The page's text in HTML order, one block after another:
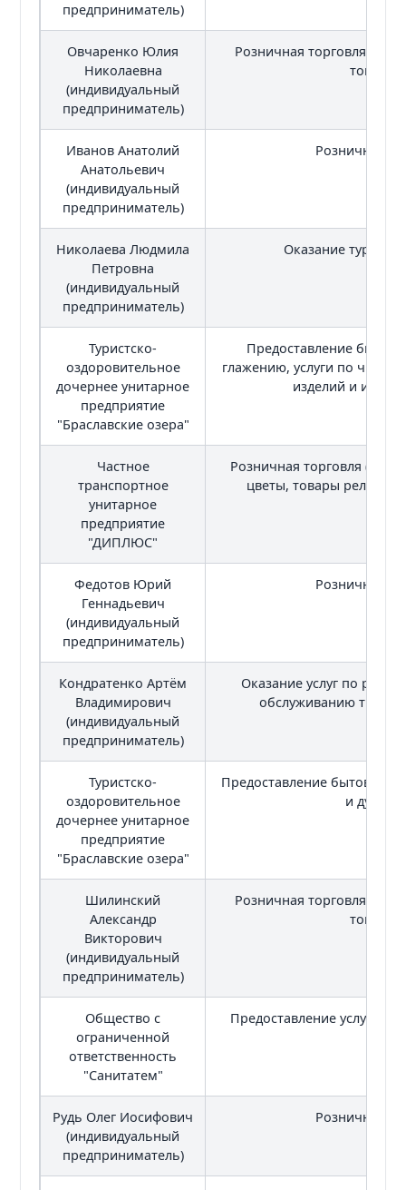
предприниматель)
Овчаренко Юлия
Николаевна
(индивидуальный
предприниматель)
Розничная торговля
Иванов Анатолий
Анатольевич
(индивидуальный
предприниматель)
Розничная
Николаева Людмила
Петровна
(индивидуальный
предприниматель)
Оказание
Туристско-
оздоровительное
дочернее унитарное
предприятие
"Браславские озера"
Предоставление
глажению, услуги по чистке
изделий и
Частное
транспортное
унитарное
предприятие
"ДИПЛЮС"
Розничная торговля
цветы, товары
Федотов Юрий
Геннадьевич
(индивидуальный
предприниматель)
Розничная
Кондратенко Артём
Владимирович
(индивидуальный
предприниматель)
Оказание услуг по
обслуживанию
Туристско-
оздоровительное
дочернее унитарное
предприятие
"Браславские озера"
Предоставление бытовых
и
Шилинский
Александр
Викторович
(индивидуальный
предприниматель)
Розничная торговля
Общество с
ограниченной
ответственность
"Санитатем"
Предоставление услуг
Рудь Олег Иосифович
(индивидуальный
предприниматель)
Розничная